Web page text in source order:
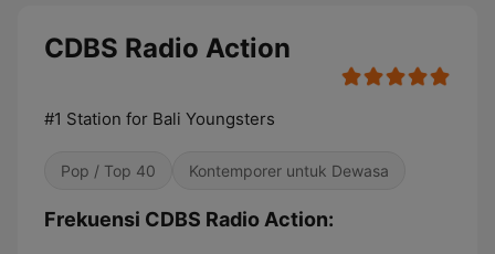
CDBS Radio Action
#1 Station for Bali Youngsters
Pop / Top 40 Kontemporer untuk Dewasa
Frekuensi CDBS Radio Action: